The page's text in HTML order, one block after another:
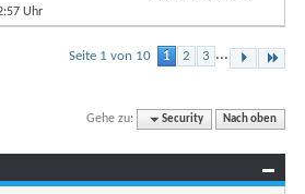
Uhr
Seite 1 von 10 1 2 3 ...
Gehe zu: Security Nach oben